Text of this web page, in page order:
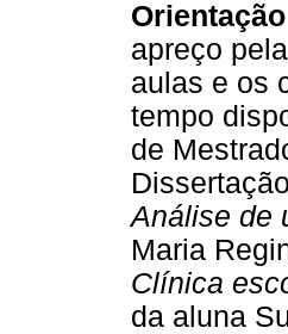
apreço
aulas e os
tempo
de
Análise de
Maria
Clínica
da aluna